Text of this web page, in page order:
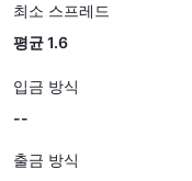
최소 스프레드
평균 1.6
입금 방식
--
출금 방식